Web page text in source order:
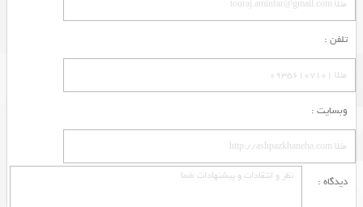
تلفن :
وبسایت :
دیدگاه :